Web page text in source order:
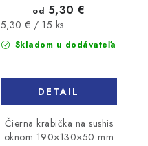
Skladom u dodávateľa
od 5,30 €
Jednotková
cena:
5,30 € / 15 ks
DETAIL
Čierna krabička na sushis
oknom 190×130×50 mm